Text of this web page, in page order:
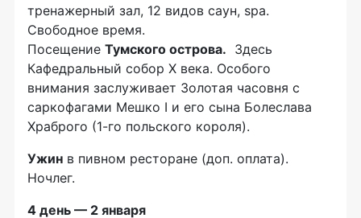
тренажерный зал, 12 видов саун, spa.
Свободное время.
Посещение Тумского острова. Здесь
Кафедральный собор X века. Особого
внимания заслуживает Золотая часовня с
саркофагами Мешко I и его сына Болеслава
Храброго (1-го польского короля).
Ужин в пивном ресторане (доп. оплата).
Ночлег.
4 день — 2 января